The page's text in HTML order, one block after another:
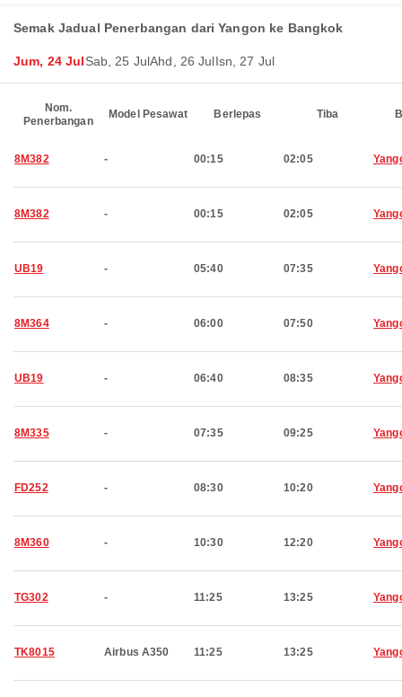
Semak Jadual Penerbangan dari Yangon ke Bangkok
Jum, 24 JulSab, 25 JulAhd, 26 JulIsn, 27 Jul
Nom.
Penerbangan
Model Pesawat Berlepas Tiba
8M382 - 00:15 02:05
8M382 - 00:15 02:05
UB19 - 05:40 07:35
8M364 - 06:00 07:50
UB19 - 06:40 08:35
8M335 - 07:35 09:25
FD252 - 08:30 10:20
8M360 - 10:30 12:20
TG302 - 11:25 13:25
TK8015 Airbus A350 11:25 13:25